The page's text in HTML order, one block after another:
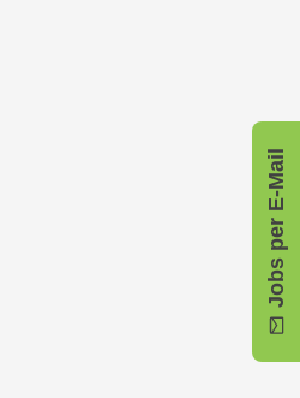
Jobs per E-Mail